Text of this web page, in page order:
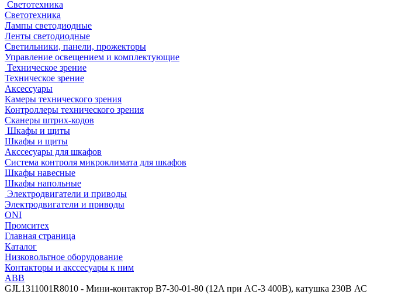
Светотехника
Светотехника
Лампы светодиодные
Ленты светодиодные
Светильники, панели, прожекторы
Управление освещением и комплектующие
Техническое зрение
Техническое зрение
Аксессуары
Камеры технического зрения
Контроллеры технического зрения
Сканеры штрих-кодов
Шкафы и щиты
Шкафы и щиты
Акссесуары для шкафов
Система контроля микроклимата для шкафов
Шкафы навесные
Шкафы напольные
Электродвигатели и приводы
Электродвигатели и приводы
ONI
Промситех
Главная страница
Каталог
Низковольтное оборудование
Контакторы и акссесуары к ним
ABB
GJL1311001R8010 - Мини-контактор B7-30-01-80 (12A при AC-3 400В), катушка 230В АС